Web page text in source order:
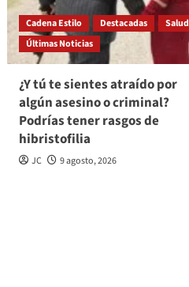
Cadena Estilo Destacadas
Salud
Últimas Noticias
¿Y tú te sientes atraído por
algún asesino o criminal?
Podrías tener rasgos de
hibristofilia
JC 9 agosto, 2026